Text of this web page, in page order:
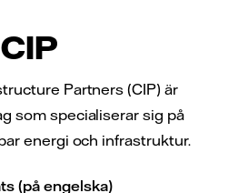
Partners (CIP) är
som specialiserar sig på
energi och infrastruktur.
(på engelska)